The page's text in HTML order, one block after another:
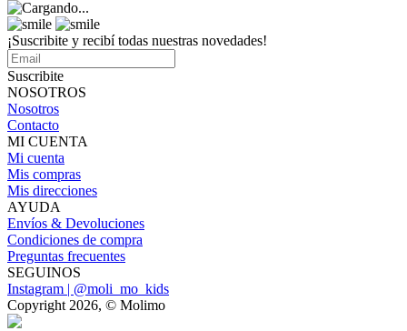
¡Suscribite y recibí todas nuestras novedades!
Suscribite
NOSOTROS
Nosotros
Contacto
MI CUENTA
Mi cuenta
Mis compras
Mis direcciones
AYUDA
Envíos & Devoluciones
Condiciones de compra
Preguntas frecuentes
SEGUINOS
Instagram | @moli_mo_kids
Copyright 2026, © Molimo